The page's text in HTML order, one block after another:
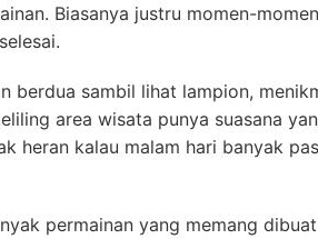
Biasanya justru momen-
berdua sambil lihat lampion,
area wisata punya suasana
heran kalau malam hari banyak
permainan yang memang